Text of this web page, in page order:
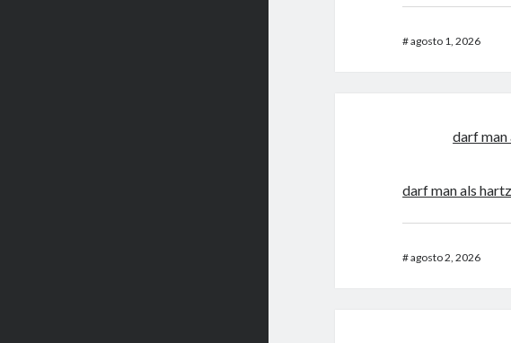
#agosto 1, 2026
darf man
darf man als
#agosto 2, 2026